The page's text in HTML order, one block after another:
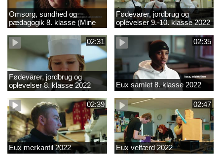
Omsorg, sundhed og
pædagogik 8. klasse (Mine
introkurser) 2022
Fødevarer, jordbrug og
oplevelser 9.-10. klasse 2022
02:31
Fødevarer, jordbrug og
oplevelser 8. klasse 2022
02:35
Eux samlet 8. klasse 2022
02:39
Eux merkantil 2022
02:47
Eux velfærd 2022